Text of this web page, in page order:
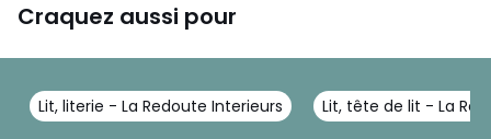
Craquez aussi pour
Lit, literie - La Redoute Interieurs Lit, tête de lit - La